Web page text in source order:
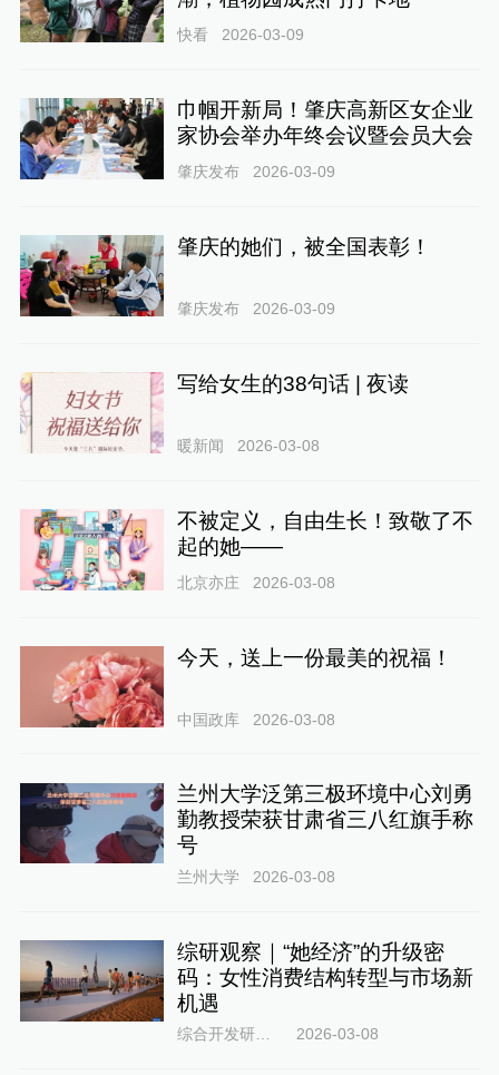
快看 2026-03-09
巾帼开新局！肇庆高新区女企业
家协会举办年终会议暨会员大会
肇庆发布 2026-03-09
肇庆的她们，被全国表彰！
肇庆发布 2026-03-09
写给女生的38句话 | 夜读
暖新闻 2026-03-08
不被定义，自由生长！致敬了不
起的她——
北京亦庄 2026-03-08
今天，送上一份最美的祝福！
中国政库 2026-03-08
兰州大学泛第三极环境中心刘勇
勤教授荣获甘肃省三八红旗手称
号
兰州大学 2026-03-08
综研观察｜“她经济”的升级密
码：女性消费结构转型与市场新
机遇
综合开发研究院 2026-03-08